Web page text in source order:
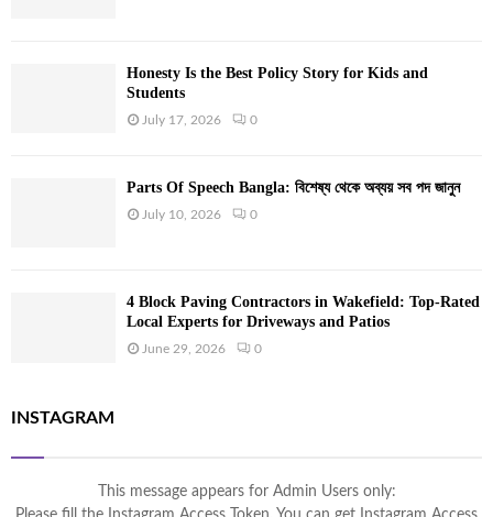
Honesty Is the Best Policy Story for Kids and
Students
July 17, 2026 0
Parts Of Speech Bangla: বিশেষ্য থেকে অব্যয় সব পদ জানুন
July 10, 2026 0
4 Block Paving Contractors in Wakefield: Top-Rated
Local Experts for Driveways and Patios
June 29, 2026 0
INSTAGRAM
This message appears for Admin Users only: